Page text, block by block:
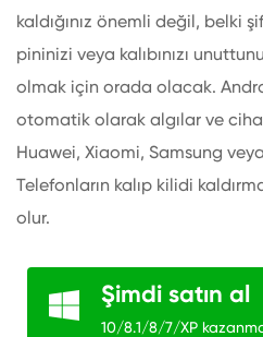
kaldığınız önemli değil, belki
pininizi veya kalıbınızı
olmak için orada olacak.
otomatik olarak algılar ve
Huawei, Xiaomi, Samsung
Telefonların kalıp kilidi
olur.
Şimdi satın al
10/8.1/8/7/XP